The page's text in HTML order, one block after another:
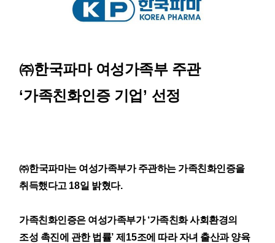
㈜한국파마 여성가족부 주관
‘가족친화인증 기업 ’ 선정
㈜한국파마는 여성가족부가 주관하는 가족친화인증을
취득했다고 18일 밝혔다.
가족친화인증은 여성가족부가‘가족친화 사회환경의
조성 촉진에 관한 법률’제 15조에 따라 자녀 출산과 양육